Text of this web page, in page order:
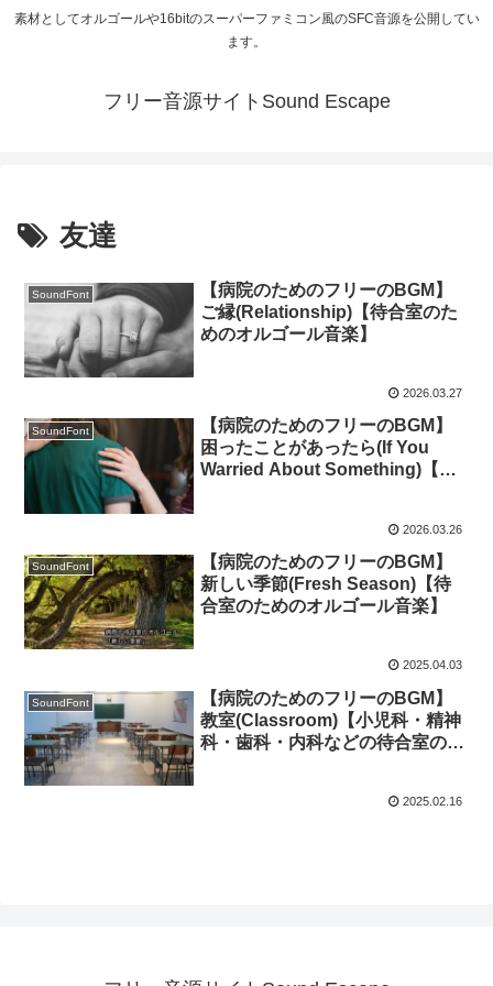
素材としてオルゴールや16bitのスーパーファミコン風のSFC音源を公開してい
ます。
フリー音源サイトSound Escape
友達
SoundFont
【病院のためのフリーのBGM】
ご縁(Relationship)【待合室のた
めのオルゴール音楽】
2026.03.27
SoundFont
【病院のためのフリーのBGM】
困ったことがあったら(If You
Warried About Something)【待
2026.03.26
SoundFont
【病院のためのフリーのBGM】
新しい季節(Fresh Season)【待
合室のためのオルゴール音楽】
2025.04.03
SoundFont
【病院のためのフリーのBGM】
教室(Classroom)【小児科・精神
科・歯科・内科などの待合室のた
2025.02.16